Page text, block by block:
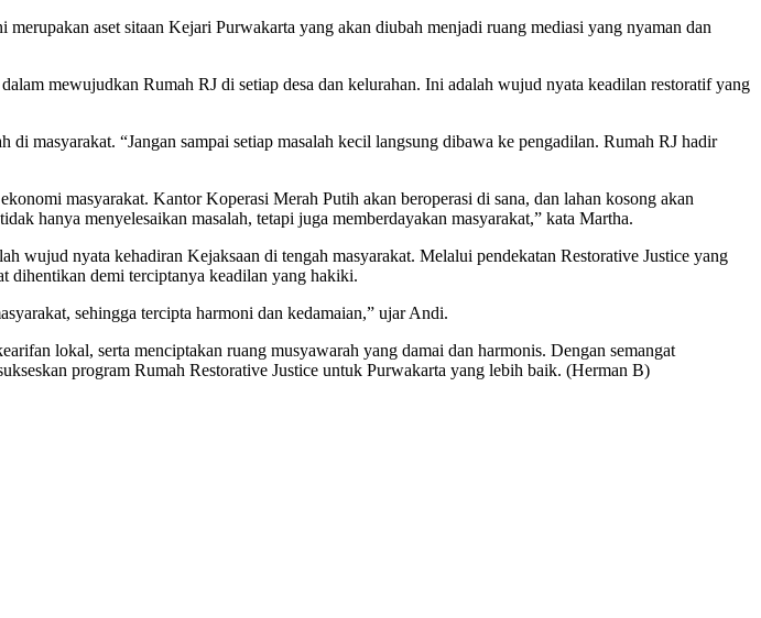
aset sitaan Kejari Purwakarta yang akan diubah menjadi ruang mediasi yang nyaman dan
mewujudkan Rumah RJ di setiap desa dan kelurahan. Ini adalah wujud nyata keadilan restoratif yang
masyarakat. “Jangan sampai setiap masalah kecil langsung dibawa ke pengadilan. Rumah RJ hadir
masyarakat. Kantor Koperasi Merah Putih akan beroperasi di sana, dan lahan kosong akan
hanya menyelesaikan masalah, tetapi juga memberdayakan masyarakat,” kata Martha.
nyata kehadiran Kejaksaan di tengah masyarakat. Melalui pendekatan Restorative Justice yang
dihentikan demi terciptanya keadilan yang hakiki.
sehingga tercipta harmoni dan kedamaian,” ujar Andi.
lokal, serta menciptakan ruang musyawarah yang damai dan harmonis. Dengan semangat
program Rumah Restorative Justice untuk Purwakarta yang lebih baik. (Herman B)